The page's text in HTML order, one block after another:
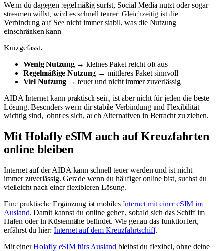
Wenn du dagegen regelmäßig surfst, Social Media nutzt oder sogar
streamen willst, wird es schnell teurer. Gleichzeitig ist die
Verbindung auf See nicht immer stabil, was die Nutzung
einschränken kann.
Kurzgefasst:
Wenig Nutzung → kleines Paket reicht oft aus
Regelmäßige Nutzung → mittleres Paket sinnvoll
Viel Nutzung → teuer und nicht immer zuverlässig
AIDA Internet kann praktisch sein, ist aber nicht für jeden die beste
Lösung. Besonders wenn dir stabile Verbindung und Flexibilität
wichtig sind, lohnt es sich, auch Alternativen in Betracht zu ziehen.
Mit Holafly eSIM auch auf Kreuzfahrten
online bleiben
Internet auf der AIDA kann schnell teuer werden und ist nicht
immer zuverlässig. Gerade wenn du häufiger online bist, suchst du
vielleicht nach einer flexibleren Lösung.
Eine praktische Ergänzung ist mobiles Internet mit einer eSIM im
Ausland. Damit kannst du online gehen, sobald sich das Schiff im
Hafen oder in Küstennähe befindet. Wie genau das funktioniert,
erfährst du hier: Internet auf dem Kreuzfahrtschiff.
Mit einerHolafly eSIM fürs Ausland bleibst du flexibel, ohne deine